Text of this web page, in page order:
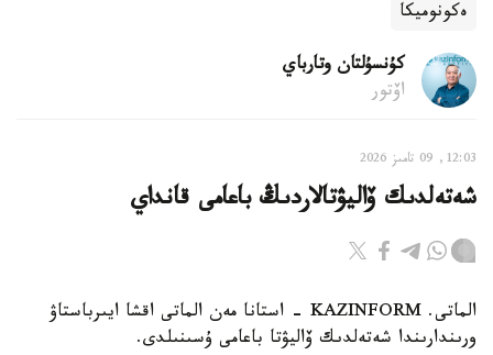
ەكونوميكا
كۇنسۇلتان وتارباي
اۆتور
12:03, 09 تامىز 2026
شەتەلدىك ۆاليۋتالاردىڭ باعامى قانداي
الماتى. KAZINFORM - استانا مەن الماتى اقشا ايىرباستاۋ
ورىندارىندا شەتەلدىك ۆاليۋتا باعامى ۇسىنىلدى.